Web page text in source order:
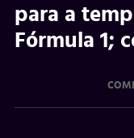
para a
Fórmula 1;